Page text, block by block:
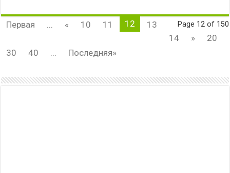
Page 12 of 150
Первая ... « 10 11 12
13
14
»
20
30
40 ... Последняя»